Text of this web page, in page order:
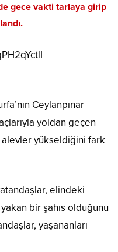
gece vakti tarlaya girip
Ceylanpınar
yoldan geçen
alevler yükseldiğini fark
elindeki
bir şahıs olduğunu
yaşananları